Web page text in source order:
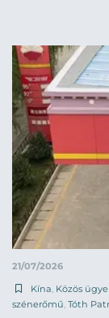
21/07/2026
Kína Közös
szénerőmű Tóth